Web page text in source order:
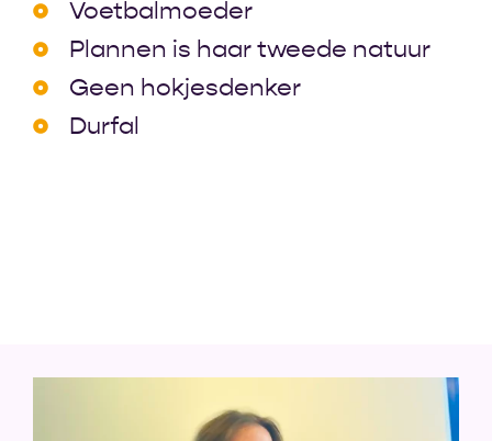
Voetbalmoeder
Plannen is haar tweede natuur
Geen hokjesdenker
Durfal